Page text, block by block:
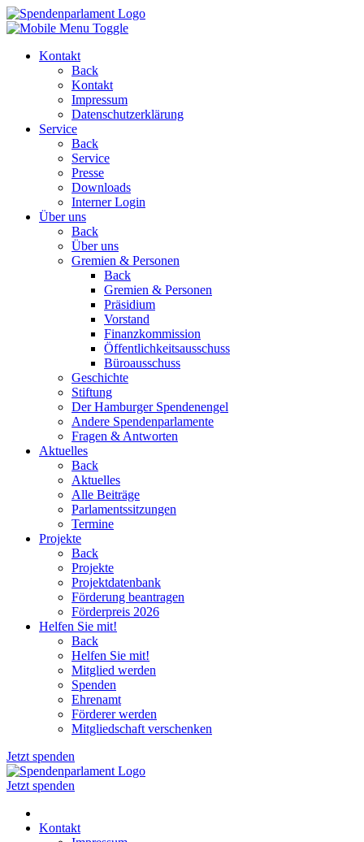
Kontakt
Back
Kontakt
Impressum
Datenschutzerklärung
Service
Back
Service
Presse
Downloads
Interner Login
Über uns
Back
Über uns
Gremien & Personen
Back
Gremien & Personen
Präsidium
Vorstand
Finanzkommission
Öffentlichkeitsausschuss
Büroausschuss
Geschichte
Stiftung
Der Hamburger Spendenengel
Andere Spendenparlamente
Fragen & Antworten
Aktuelles
Back
Aktuelles
Alle Beiträge
Parlamentssitzungen
Termine
Projekte
Back
Projekte
Projektdatenbank
Förderung beantragen
Förderpreis 2026
Helfen Sie mit!
Back
Helfen Sie mit!
Mitglied werden
Spenden
Ehrenamt
Förderer werden
Mitgliedschaft verschenken
Jetzt spenden
Jetzt spenden
Kontakt